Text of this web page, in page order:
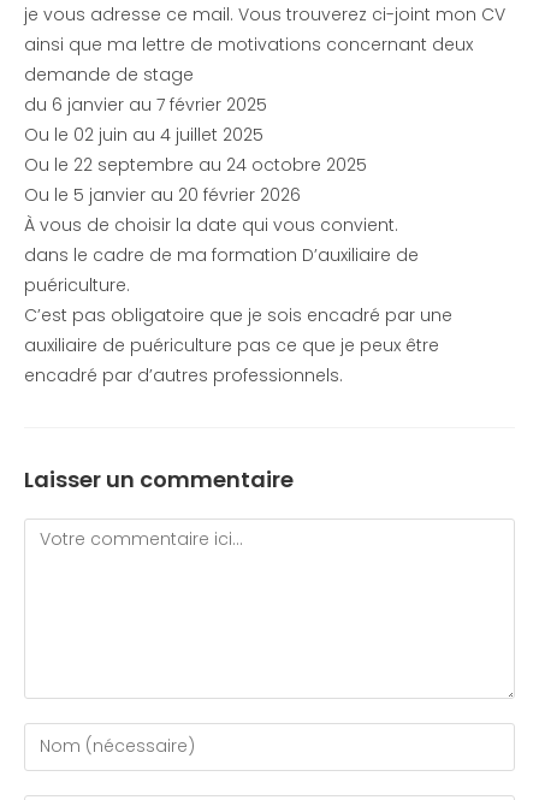
je vous adresse ce mail. Vous trouverez ci-joint mon CV
ainsi que ma lettre de motivations concernant deux
demande de stage
du 6 janvier au 7 février 2025
Ou le 02 juin au 4 juillet 2025
Ou le 22 septembre au 24 octobre 2025
Ou le 5 janvier au 20 février 2026
À vous de choisir la date qui vous convient.
dans le cadre de ma formation D’auxiliaire de
puériculture.
C’est pas obligatoire que je sois encadré par une
auxiliaire de puériculture pas ce que je peux être
encadré par d’autres professionnels.
Laisser un commentaire